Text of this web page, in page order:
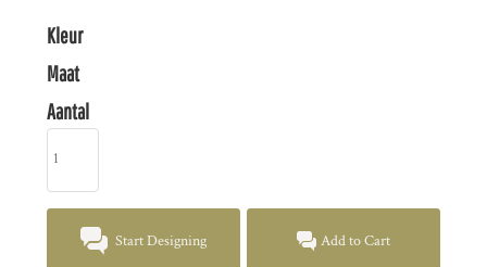
Kleur
Maat
Aantal
Start Designing Add to Cart